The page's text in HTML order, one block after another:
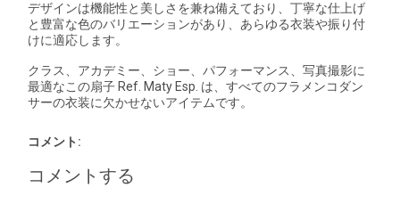
デザインは機能性と美しさを兼ね備えており、丁寧な仕上げ
と豊富な色のバリエーションがあり、あらゆる衣装や振り付
けに適応します。
クラス、アカデミー、ショー、パフォーマンス、写真撮影に
最適なこの扇子 Ref. Maty Esp. は、すべてのフラメンコダン
サーの衣装に欠かせないアイテムです。
コメント:
コメントする